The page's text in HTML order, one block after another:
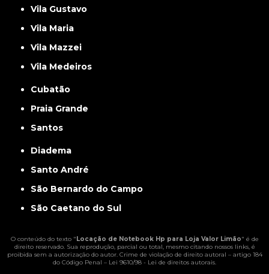
Vila Gustavo
Vila Maria
Vila Mazzei
Vila Medeiros
Cubatão
Praia Grande
Santos
Diadema
Santo André
São Bernardo do Campo
São Caetano do Sul
O conteúdo do texto "Locação de Notebook Hp para Loja Valor Limão" é de
direito reservado. Sua reprodução, parcial ou total, mesmo citando nossos links, é
proibida sem a autorização do autor. Crime de violação de direito autoral – artigo 184
do Código Penal – Lei 9610/98 - Lei de direitos autorais.